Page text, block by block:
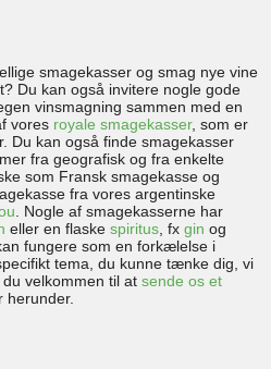
smagekasser og smag nye vine
Du kan også invitere nogle gode
vinsmagning sammen med en
vores royale smagekasser, som er
Du kan også finde smagekasser
fra geografisk og fra enkelte
som Fransk smagekasse og
fra vores argentinske
. Nogle af smagekasserne har
eller en flaske spiritus , fx gin og
fungere som en forkælelse i
tema, du kunne tænke dig, vi
velkommen til at sende os et
herunder.